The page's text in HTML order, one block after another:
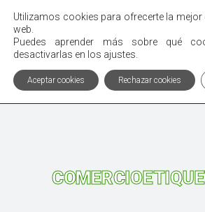
Utilizamos cookies para ofrecerte la mejor
web.
Puedes aprender más sobre qué
desactivarlas en los ajustes.
Aceptar cookies Rechazar cookies